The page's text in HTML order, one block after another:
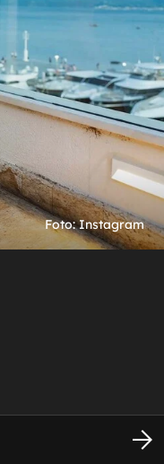
Foto: Instagram